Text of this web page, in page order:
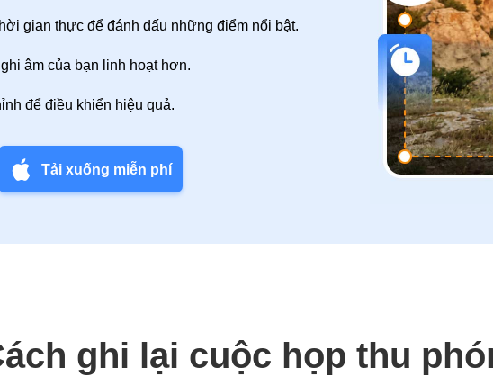
gian thực để đánh dấu những điểm nổi bật.
âm của bạn linh hoạt hơn.
để điều khiển hiệu quả.
Tải xuống miễn phí
ghi lại cuộc họp thu